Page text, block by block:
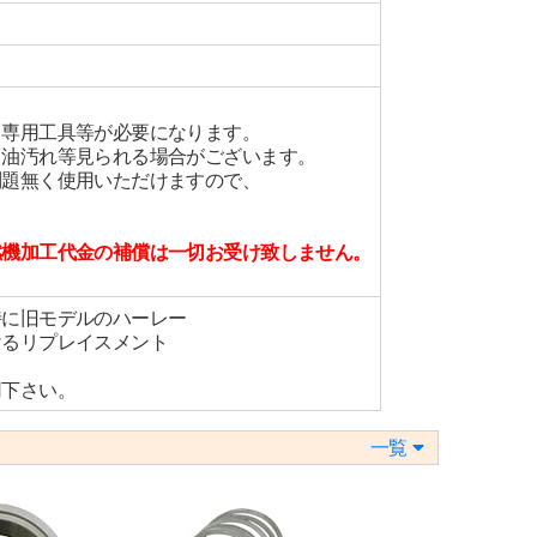
用工具等が必要になります。
汚れ等見られる場合がございます。
無く使用いただけますので、
加工代金の補償は一切お受け致しません。
旧モデルのハーレー
リプレイスメント
さい。
一覧